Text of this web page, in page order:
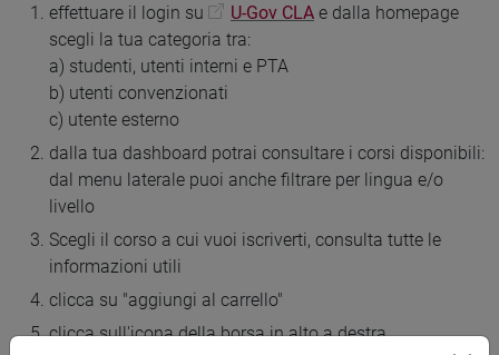
effettuare il login su U-Gov CLA e dalla homepage
scegli la tua categoria tra:
a) studenti, utenti interni e PTA
b) utenti convenzionati
c) utente esterno
dalla tua dashboard potrai consultare i corsi disponibili:
dal menu laterale puoi anche filtrare per lingua e/o
livello
Scegli il corso a cui vuoi iscriverti, consulta tutte le
informazioni utili
clicca su "aggiungi al carrello"
clicca sull'icona della borsa in alto a destra